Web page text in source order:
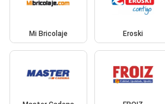
Mi Bricolaje Eroski